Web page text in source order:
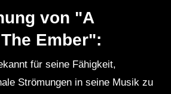
von "A
Ember":
für seine Fähigkeit,
Strömungen in seine Musik zu